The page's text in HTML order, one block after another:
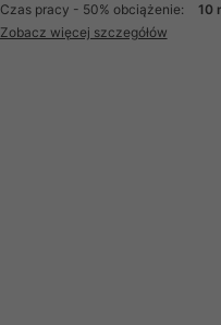
Czas pracy - 50% obciążenie:
10
Zobacz więcej szczegółów